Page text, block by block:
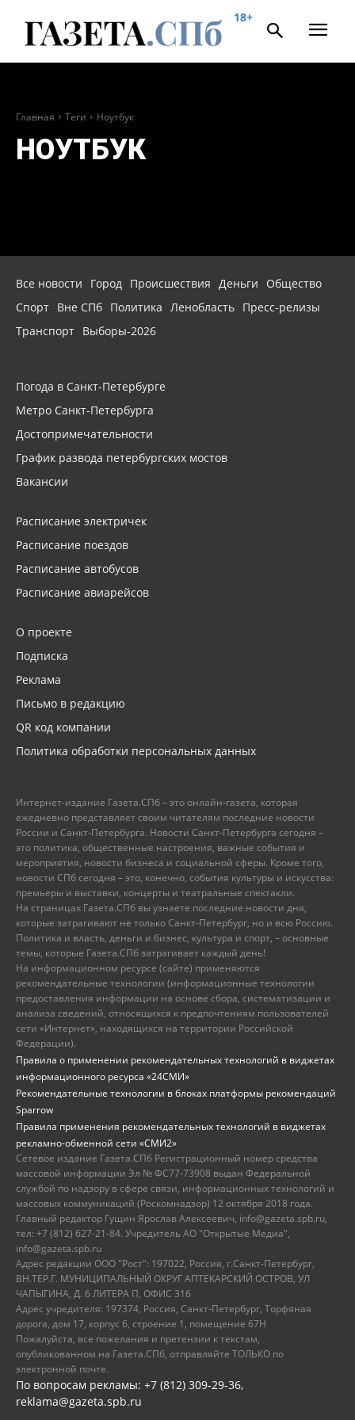
18+
Главная Теги Ноутбук
НОУТБУК
Все новости Город Происшествия Деньги
Общество
Спорт Вне СПб Политика Ленобласть Пресс-релизы
Транспорт Выборы-2026
Погода в Санкт-Петербурге
Метро Санкт-Петербурга
Достопримечательности
График развода петербургских мостов
Вакансии
Расписание электричек
Расписание поездов
Расписание автобусов
Расписание авиарейсов
О проекте
Подписка
Реклама
Письмо в редакцию
QR код компании
Политика обработки персональных данных
Интернет-издание Газета.СПб – это онлайн-газета, которая
ежедневно представляет своим читателям последние новости
России и Санкт-Петербурга. Новости Санкт-Петербурга сегодня –
это политика, общественные настроения, важные события и
мероприятия, новости бизнеса и социальной сферы. Кроме того,
новости СПб сегодня – это, конечно, события культуры и искусства:
премьеры и выставки, концерты и театральные спектакли.
На страницах Газета.СПб вы узнаете последние новости дня,
которые затрагивают не только Санкт-Петербург, но и всю Россию.
Политика и власть, деньги и бизнес, культура и спорт, – основные
темы, которые Газета.СПб затрагивает каждый день!
На информационном ресурсе (сайте) применяются
рекомендательные технологии (информационные технологии
предоставления информации на основе сбора, систематизации и
анализа сведений, относящихся к предпочтениям пользователей
сети «Интернет», находящихся на территории Российской
Федерации).
Правила о применении рекомендательных технологий в виджетах
информационного ресурса «24СМИ»
Рекомендательные технологии в блоках платформы рекомендаций
Sparrow
Правила применения рекомендательных технологий в виджетах
рекламно-обменной сети «СМИ2»
Сетевое издание Газета.СПб Регистрационный номер средства
массовой информации Эл № ФС77-73908 выдан Федеральной
службой по надзору в сфере связи, информационных технологий и
массовых коммуникаций (Роскомнадзор) 12 октября 2018 года.
Главный редактор Гущин Ярослав Алексеевич, info@gazeta.spb.ru,
тел: +7 (812) 627-21-84. Учредитель АО "Открытые Медиа",
info@gazeta.spb.ru
Адрес редакции ООО "Рост": 197022, Россия, г.Санкт-Петербург,
ВН.ТЕР.Г. МУНИЦИПАЛЬНЫЙ ОКРУГ АПТЕКАРСКИЙ ОСТРОВ, УЛ
ЧАПЫГИНА, Д. 6 ЛИТЕРА П, ОФИС 316
Адрес учредителя: 197374, Россия, Санкт-Петербург, Торфяная
дорога, дом 17, корпус 6, строение 1, помещение 67Н
Пожалуйста, все пожелания и претензии к текстам,
опубликованном на Газета.СПб, отправляйте ТОЛЬКО по
электронной почте.
По вопросам рекламы: +7 (812) 309-29-36,
reklama@gazeta.spb.ru